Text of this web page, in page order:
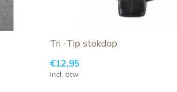
Tri -Tip stokdop
€12,95
Incl. btw